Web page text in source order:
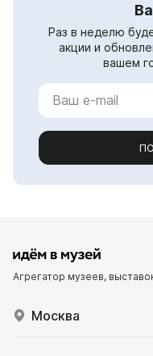
Раз в неделю
акции и
вашем
Агрегатор музеев,
Москва